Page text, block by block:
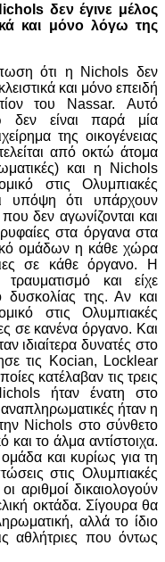
δεν έγινε μέλος
και μόνο λόγω της
ότι η Nichols δεν
και μόνο επειδή
του Nassar. Αυτό
δεν είναι παρά μία
της οικογένειας
από οκτώ άτομα
και η Nichols
στις Ολυμπιακές
υπόψη ότι υπάρχουν
δεν αγωνίζονται και
στα όργανα στα
ομάδων η κάθε χώρα
σε κάθε όργανο. Η
και είχε
δυσκολίας της. Αν και
στις Ολυμπιακές
σε κανένα όργανο. Και
ιδιαίτερα δυνατές στο
τις Kocian, Locklear
κατέλαβαν τις τρεις
ήταν ένατη στο
ήταν η
Nichols στο σύνθετο
και το άλμα αντίστοιχα.
και κυρίως για τη
στις Ολυμπιακές
αριθμοί δικαιολογούν
οκτάδα. Σίγουρα θα
αλλά το ίδιο
αθλήτριες που όντως